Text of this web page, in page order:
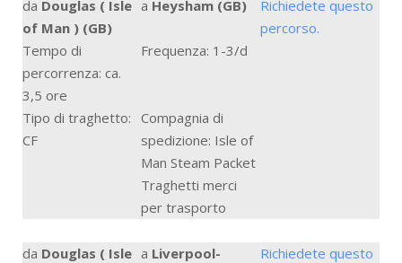
da Douglas ( Isle
of Man ) (GB)
a Heysham (GB)
Richiedete questo
percorso.
Tempo di
percorrenza: ca.
3,5 ore
Frequenza: 1-3/d
Tipo di traghetto:
CF
Compagnia di
spedizione: Isle of
Man Steam Packet
Traghetti merci
per trasporto
da Douglas ( Isle a Liverpool-
Richiedete questo